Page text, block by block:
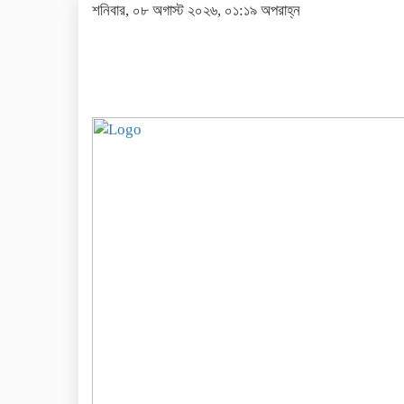
শনিবার, ০৮ অগাস্ট ২০২৬, ০১:১৯ অপরাহ্ন